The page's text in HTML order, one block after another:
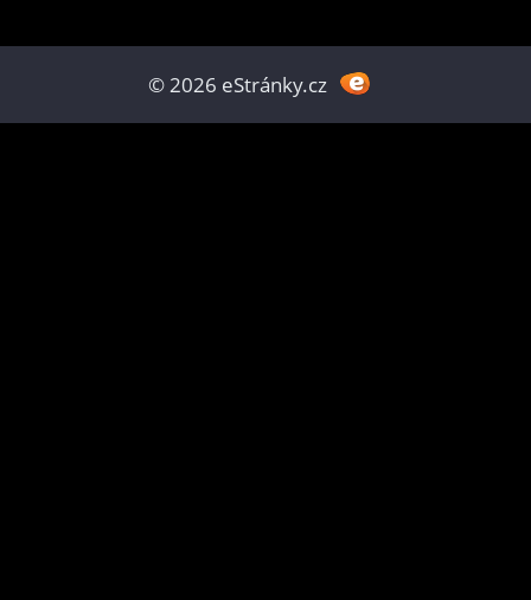
© 2026 eStránky.cz